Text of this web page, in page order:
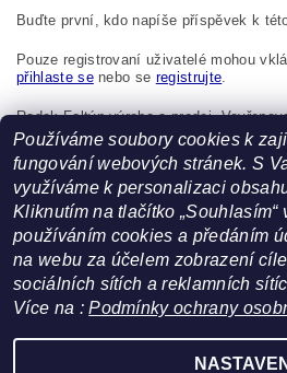
Buďte první, kdo napíše příspěvek k
Pouze registrovaní uživatelé mohou
přihlaste senebo se registrujte
Radek Foltýn výroba a prodej,
Česká republika,
Facebook |
Používáme soubory cookies k
fungování webových stránek. S
využíváme k personalizaci
Kliknutím na tlačítko
používáním cookies a předáním
na webu za účelem zobrazení
sociálních sítích a reklamních
Více na :Podmínky ochrany
NASTAVENÍ